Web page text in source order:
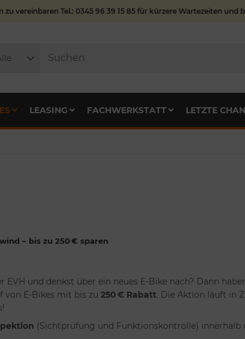
vereinbaren Tel.: 0345 96 39 15 85 für kürzere Wartezeiten und
LEASING FACHWERKSTATT LETZTE
– bis zu 250 € sparen
EVH und denkst über ein neues E-Bike nach? Dann
von E-Bikes mit bis zu 250 € Rabatt. Die Aktion läuft in
(Sichtprüfung und Funktionskontrolle) innerhalb